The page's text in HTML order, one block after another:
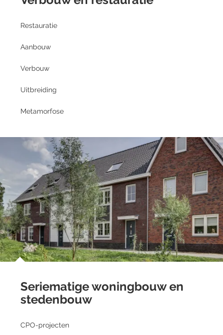
Restauratie
Aanbouw
Verbouw
Uitbreiding
Metamorfose
Seriematige woningbouw en
stedenbouw
CPO-projecten